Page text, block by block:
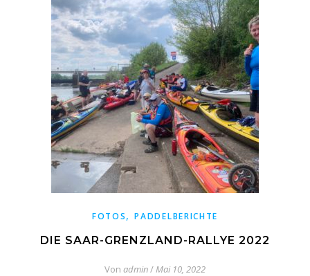
FOTOS,PADDELBERICHTE
DIE SAAR-GRENZLAND-RALLYE 2022
Von admin/Mai 10, 2022